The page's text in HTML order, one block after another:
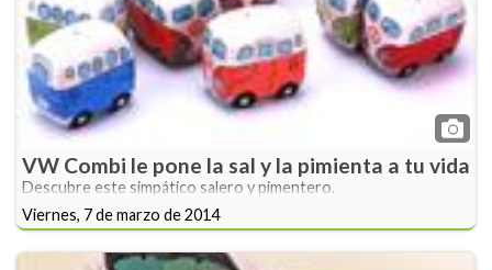
VW Combi le pone la sal y la pimienta a tu vida
Descubre este simpático salero y pimentero.
Viernes, 7 de marzo de 2014